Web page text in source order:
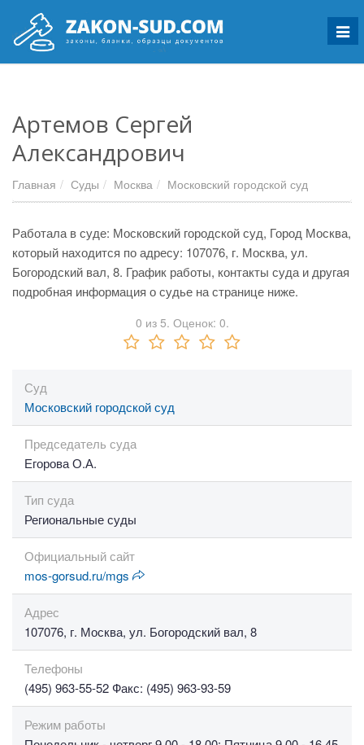
Артемов Сергей
Александрович
Главная Суды Москва Московский городской суд
Работала в суде: Московский городской суд, Город Москва,
который находится по адресу: 107076, г. Москва, ул.
Богородский вал, 8. График работы, контакты суда и другая
подробная информация о судье на странице ниже.
0 из 5. Оценок: 0.
Суд
Московский городской суд
Председатель суда
Егорова О.А.
Тип суда
Региональные суды
Официальный сайт
mos-gorsud.ru/mgs
Адрес
107076, г. Москва, ул. Богородский вал, 8
Телефоны
(495) 963-55-52 Факс: (495) 963-93-59
Режим работы